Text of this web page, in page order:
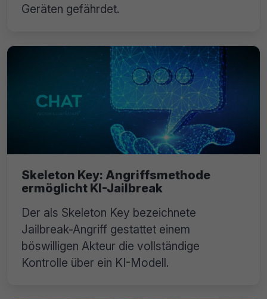
Geräten gefährdet.
Skeleton Key: Angriffsmethode
ermöglicht KI-Jailbreak
Der als Skeleton Key bezeichnete
Jailbreak-Angriff gestattet einem
böswilligen Akteur die vollständige
Kontrolle über ein KI-Modell.